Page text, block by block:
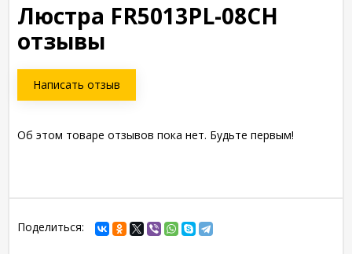
Люстра FR5013PL-08CH
отзывы
Написать отзыв
Об этом товаре отзывов пока нет. Будьте первым!
Поделиться: